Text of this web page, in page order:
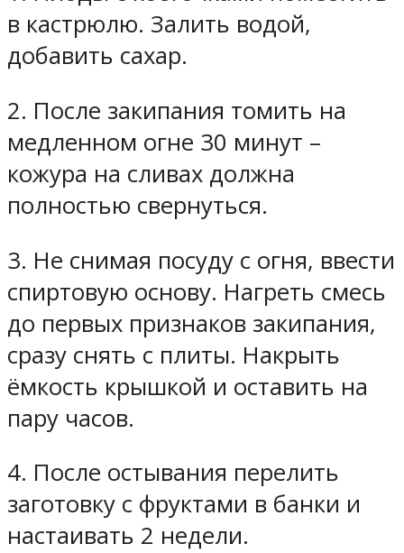
в кастрюлю. Залить водой,
добавить сахар.
2. После закипания томить на
медленном огне 30 минут –
кожура на сливах должна
полностью свернуться.
3. Не снимая посуду с огня, ввести
спиртовую основу. Нагреть смесь
до первых признаков закипания,
сразу снять с плиты. Накрыть
ёмкость крышкой и оставить на
пару часов.
4. После остывания перелить
заготовку с фруктами в банки и
настаивать 2 недели.